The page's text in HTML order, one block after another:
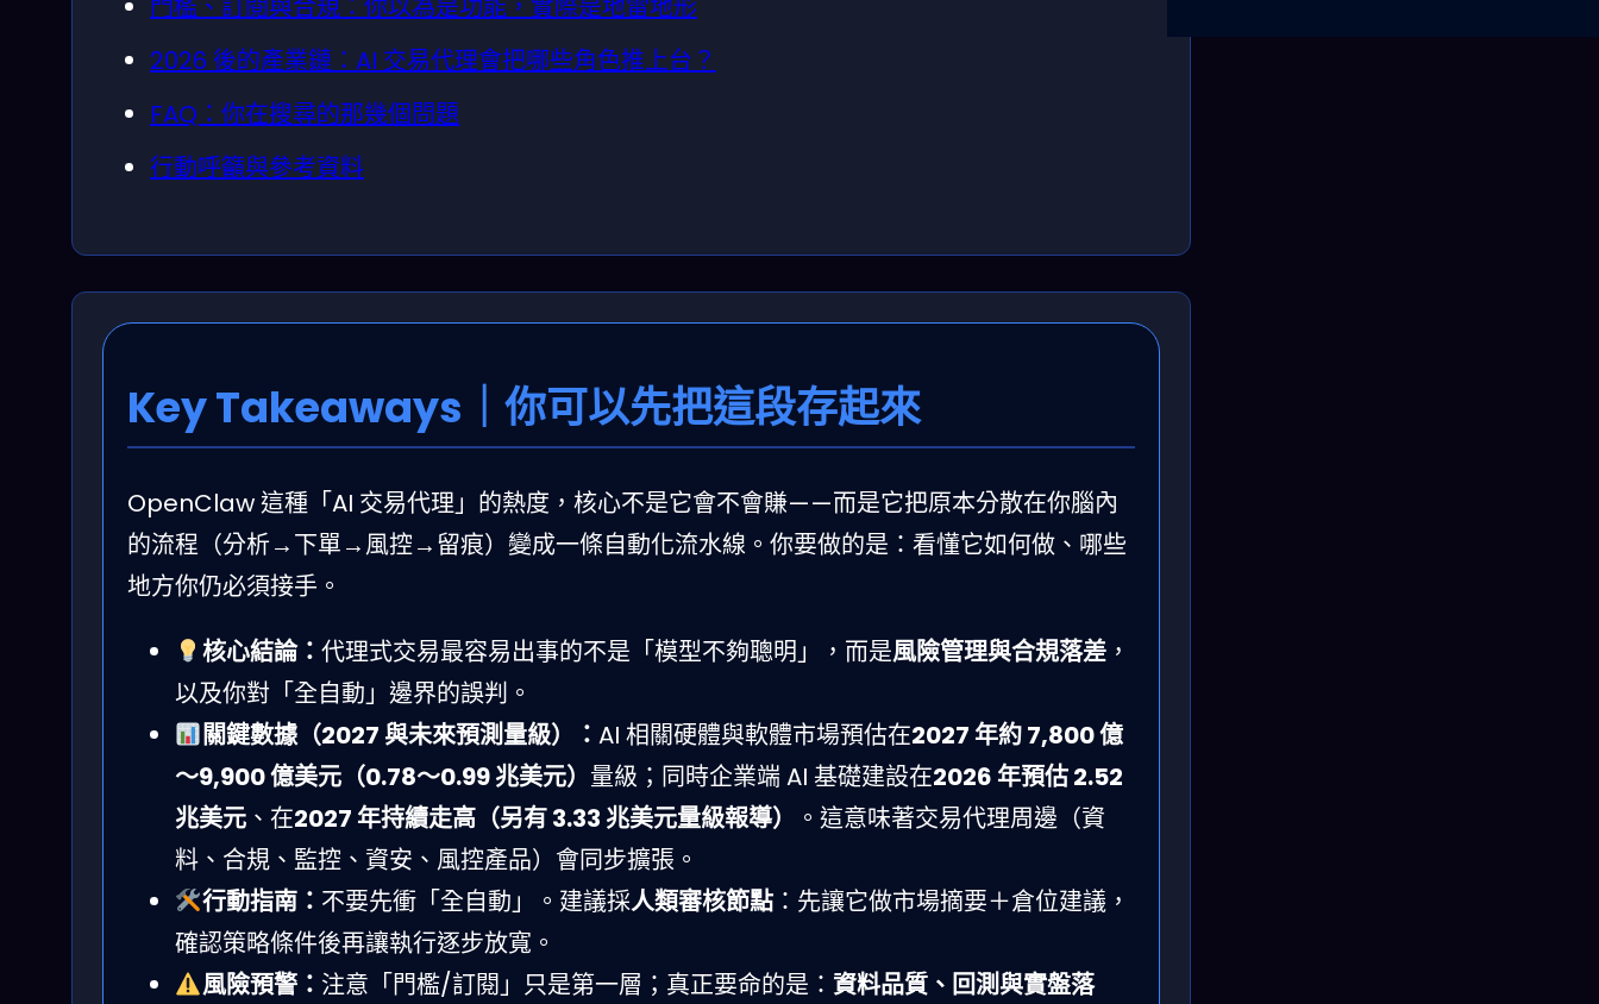
門檻、訂閱與合規：你以為是功能，實際是地雷地形
2026 後的產業鏈：AI 交易代理會把哪些角色推上台？
FAQ：你在搜尋的那幾個問題
行動呼籲與參考資料
Key Takeaways｜你可以先把這段存起來
OpenClaw 這種「AI 交易代理」的熱度，核心不是它會不會賺——而是它把原本分散在你腦內
的流程（分析→下單→風控→留痕）變成一條自動化流水線。你要做的是：看懂它如何做、哪些
地方你仍必須接手。
核心結論： 代理式交易最容易出事的不是「模型不夠聰明」，而是風險管理與合規落差，
以及你對「全自動」邊界的誤判。
關鍵數據（2027 與未來預測量級）： AI 相關硬體與軟體市場預估在2027 年約 7,800 億
～9,900 億美元（0.78～0.99 兆美元） 量級；同時企業端 AI 基礎建設在2026 年預估 2.52
兆美元 、在2027 年持續走高（另有 3.33 兆美元量級報導）
。這意味著交易代理周邊（資
料、合規、監控、資安、風控產品）會同步擴張。
行動指南： 不要先衝「全自動」。建議採人類審核節點：先讓它做市場摘要＋倉位建議，
確認策略條件後再讓執行逐步放寬。
風險預警： 注意「門檻/訂閱」只是第一層；真正要命的是： 資料品質、回測與實盤落